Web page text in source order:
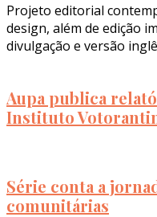
Projeto editorial
design, além de edição
divulgação e versão
Aupa publica
Instituto
Série conta a
comunitárias